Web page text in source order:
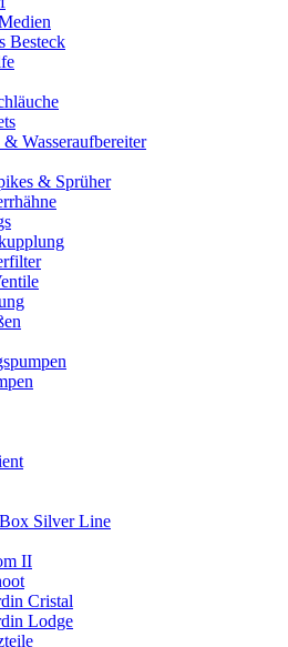
Besteck
& Wasseraufbereiter
& Sprüher
Silver Line
II
Cristal
Lodge